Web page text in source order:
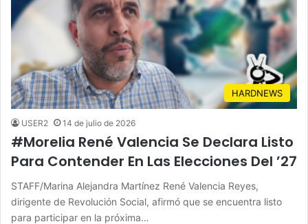
HARDNEWS
USER2 14 de julio de 2026
#Morelia René Valencia Se Declara Listo
Para Contender En Las Elecciones Del ’27
STAFF/Marina Alejandra Martínez René Valencia Reyes,
dirigente de Revolución Social, afirmó que se encuentra listo
para participar en la próxima…